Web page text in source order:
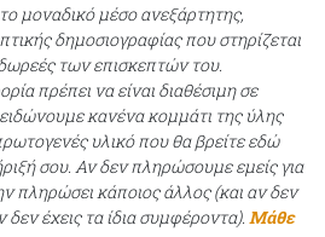
μοναδικό μέσο ανεξάρτητης,
δημοσιογραφίας που στηρίζεται
των επισκεπτών του.
πρέπει να είναι διαθέσιμη σε
κανένα κομμάτι της ύλης
υλικό που θα βρείτε εδώ
σου. Αν δεν πληρώσουμε εμείς για
πληρώσει κάποιος άλλος (και αν δεν
έχεις τα ίδια συμφέροντα). Μάθε